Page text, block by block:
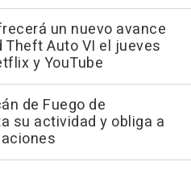
un nuevo avance
Theft Auto VI el jueves
y YouTube
de Fuego de
su actividad y obliga a